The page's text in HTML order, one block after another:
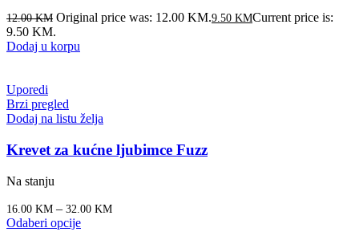
12.00KM Original price was: 12.00 KM.9.50 KMCurrent price is:
9.50 KM.
Dodaj u korpu
Uporedi
Brzi pregled
Dodaj na listu želja
Krevet za kućne ljubimce Fuzz
Na stanju
16.00 KM – 32.00 KM
Odaberi opcije